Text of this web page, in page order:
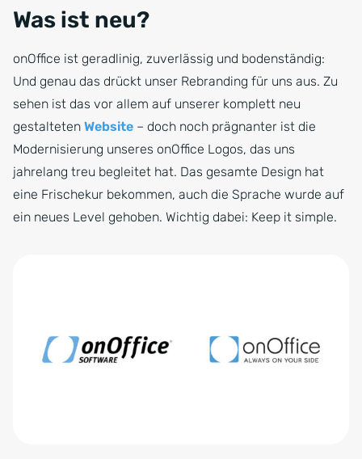
Was ist neu?
onOffice ist geradlinig, zuverlässig und bodenständig:
Und genau das drückt unser Rebranding für uns aus. Zu
sehen ist das vor allem auf unserer komplett neu
gestalteten Website – doch noch prägnanter ist die
Modernisierung unseres onOffice Logos, das uns
jahrelang treu begleitet hat. Das gesamte Design hat
eine Frischekur bekommen, auch die Sprache wurde auf
ein neues Level gehoben. Wichtig dabei: Keep it simple.